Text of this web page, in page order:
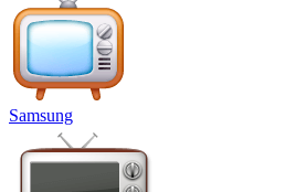
Samsung